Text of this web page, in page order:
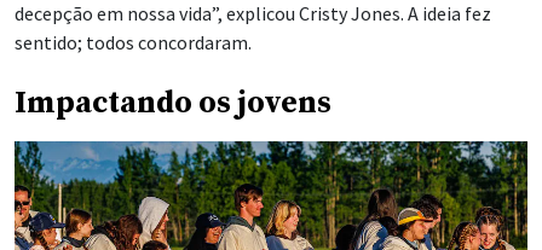
decepção em nossa vida”, explicou Cristy Jones. A ideia fez
sentido; todos concordaram.
Impactando os jovens